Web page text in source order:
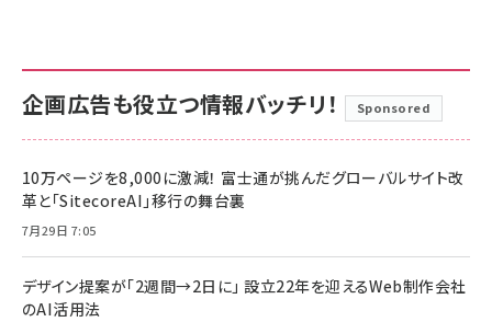
企画広告も役立つ情報バッチリ！ Sponsored
10万ページを8,000に激減！ 富士通が挑んだグローバルサイト改
革と「SitecoreAI」移行の舞台裏
7月29日 7:05
デザイン提案が「2週間→2日に」 設立22年を迎えるWeb制作会社
のAI活用法